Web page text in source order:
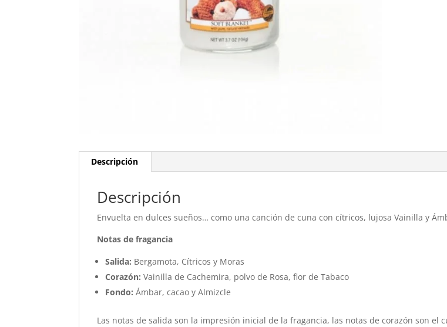
Descripción
Descripción
Envuelta en dulces sueños… como una canción de cuna con cítricos, lujosa Vainilla y
Notas de fragancia
Salida: Bergamota, Cítricos y Moras
Corazón: Vainilla de Cachemira, polvo de Rosa, flor de Tabaco
Fondo: Ámbar, cacao y Almizcle
Las notas de salida son la impresión inicial de la fragancia, las notas de corazón son